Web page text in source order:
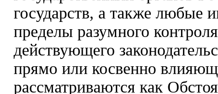
государств, а также любые
пределы разумного
действующего
прямо или косвенно
рассматриваются как